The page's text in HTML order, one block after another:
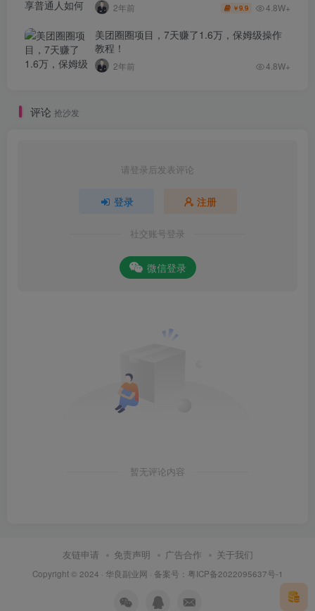
2年前 ￥9.9 4.8W+
美团圈圈项目，7天赚了1.6万，保姆级操作
教程！
2年前 4.8W+
评论 抢沙发
请登录后发表评论
登录 注册
社交账号登录
微信登录
暂无评论内容
友链申请 免责声明 广告合作 关于我们
Copyright © 2024 · 华良副业网 · 备案号： 粤ICP备2022095637号-1